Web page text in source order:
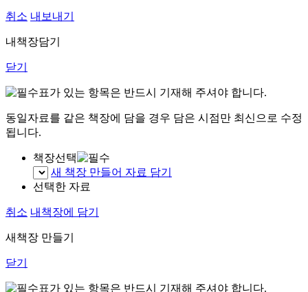
취소 내보내기
내책장담기
닫기
표가 있는 항목은 반드시 기재해 주셔야 합니다.
동일자료를 같은 책장에 담을 경우 담은 시점만 최신으로 수정
됩니다.
책장선택
새 책장 만들어 자료 담기
선택한 자료
취소 내책장에 담기
새책장 만들기
닫기
표가 있는 항목은 반드시 기재해 주셔야 합니다.